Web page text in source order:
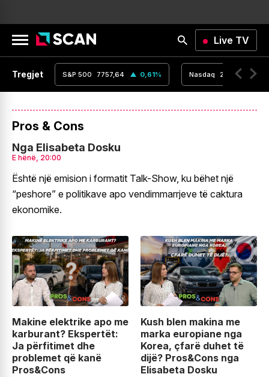
Live TV
Tregjet
0% S&P 500 7757,64 0,61% Nasdaq 26690,62
Pros & Cons
Nga Elisabeta Dosku
E hënë, 20:00
Është një emision i formatit Talk-Show, ku bëhet një
“peshore” e politikave apo vendimmarrjeve të caktura
ekonomike.
Makine elektrike apo me
karburant? Ekspertët:
Ja përfitimet dhe
problemet që kanë
Pros&Cons
Kush blen makina me
marka europiane nga
Korea, çfarë duhet të
dijë? Pros&Cons nga
Elisabeta Dosku